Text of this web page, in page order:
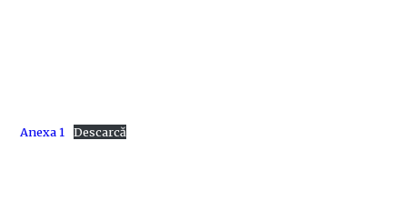
Anexa 1 Descarcă